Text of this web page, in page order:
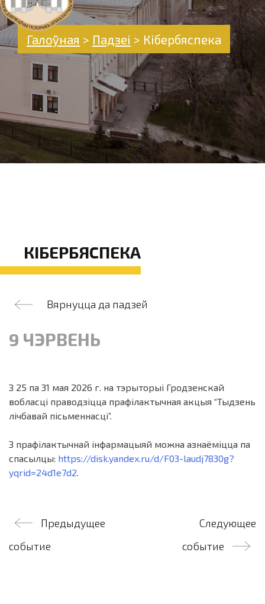
Галоўная > Падзеі > Кібербяспека
КІБЕРБЯСПЕКА
Вярнуцца да падзей
9 ЧЭРВЕНЬ
З 25 па 31 мая 2026 г. на тэрыторыі Гродзенскай
вобласці праводзіцца прафілактычная акцыя “Тыдзень
лічбавай пісьменнасці”.
З прафілактычнай інфармацыяй можна азнаёміцца па
спасылцы: https://disk.yandex.ru/d/F03-laudj7830g?
yqrid=24d1e7d2.
Навігацыя
па
Предыдущее
событие
Следующее
событие